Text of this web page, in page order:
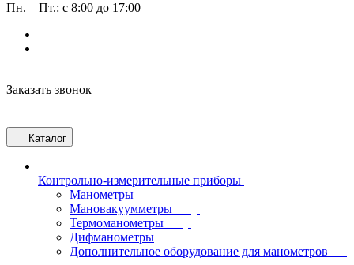
Пн. – Пт.: с 8:00 до 17:00
Заказать звонок
Каталог
Контрольно-измерительные приборы
Манометры
Мановакуумметры
Термоманометры
Дифманометры
Дополнительное оборудование для манометров